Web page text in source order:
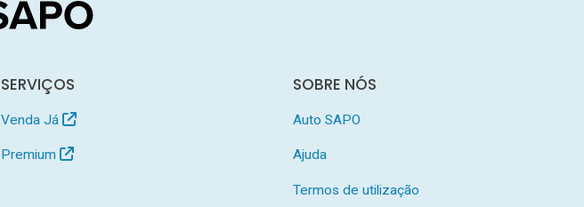
SERVIÇOS
Venda Já
Premium
SOBRE NÓS
Auto SAPO
Ajuda
Termos de utilização